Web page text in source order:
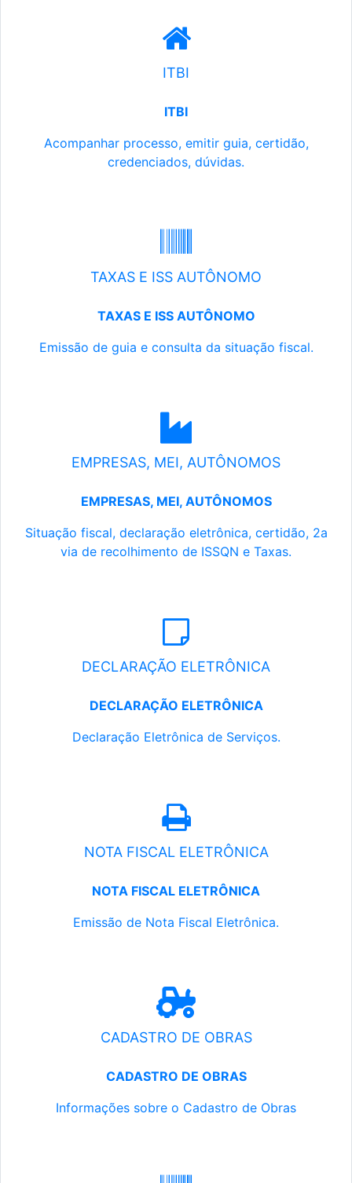
ITBI
ITBI
Acompanhar processo, emitir guia, certidão,
credenciados, dúvidas.
TAXAS E ISS AUTÔNOMO
TAXAS E ISS AUTÔNOMO
Emissão de guia e consulta da situação fiscal.
EMPRESAS, MEI, AUTÔNOMOS
EMPRESAS, MEI, AUTÔNOMOS
Situação fiscal, declaração eletrônica, certidão, 2a
via de recolhimento de ISSQN e Taxas.
DECLARAÇÃO ELETRÔNICA
DECLARAÇÃO ELETRÔNICA
Declaração Eletrônica de Serviços.
NOTA FISCAL ELETRÔNICA
NOTA FISCAL ELETRÔNICA
Emissão de Nota Fiscal Eletrônica.
CADASTRO DE OBRAS
CADASTRO DE OBRAS
Informações sobre o Cadastro de Obras